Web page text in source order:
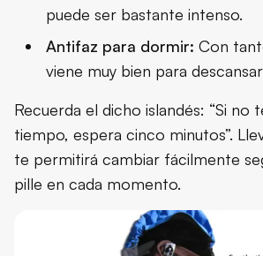
puede ser bastante intenso.
Antifaz para dormir: Con
viene muy bien para
Recuerda el dicho islandés: “Si no
tiempo, espera cinco minutos”.
te permitirá cambiar fácilmente
pille en cada momento.